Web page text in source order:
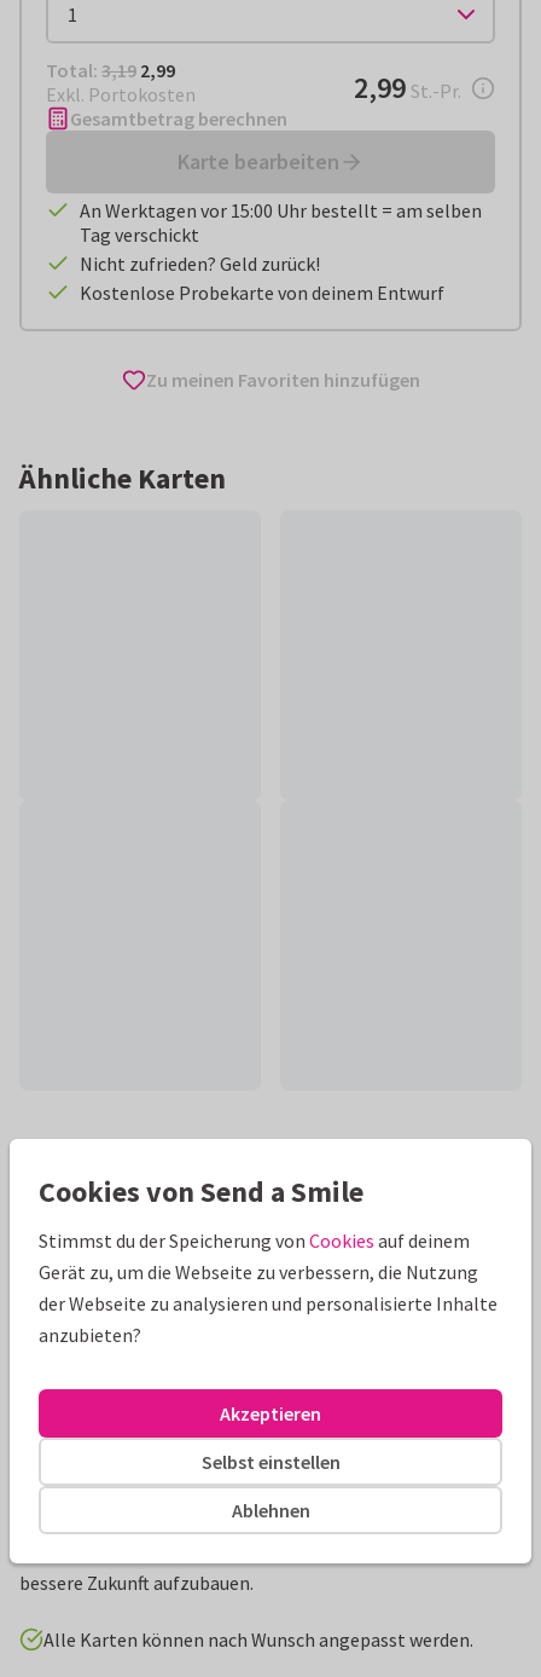
Total: € 2,99
Total: 3,19 2,99
Exkl. Portokosten
€ 2,99pro Stück
2,99 St.-Pr.
Gesamtbetrag berechnen
Karte bearbeiten
An Werktagen vor 15:00 Uhr bestellt = am selben
Tag verschickt
Nicht zufrieden? Geld zurück!
Kostenlose Probekarte von deinem Entwurf
Zu meinen Favoriten hinzufügen
Ähnliche Karten
Produktinformation
FairTrade Weihnachtsgruß mit gefaltetem Papierstern. Jede
bessere Zukunft aufzubauen.
Alle Karten können nach Wunsch angepasst werden.
Cookies von Send a Smile
Stimmst du der Speicherung von Cookies auf deinem
Gerät zu, um die Webseite zu verbessern, die Nutzung
der Webseite zu analysieren und personalisierte Inhalte
anzubieten?
Ablehnen
Selbst einstellen
Akzeptieren